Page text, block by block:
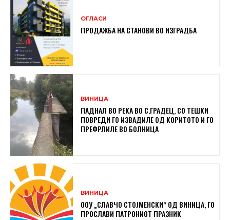
ОГЛАСИ
ПРОДАЖБА НА СТАНОВИ ВО ИЗГРАДБА
ВИНИЦА
ПАДНАЛ ВО РЕКА ВО С.ГРАДЕЦ, СО ТЕШКИ
ПОВРЕДИ ГО ИЗВАДИЛЕ ОД КОРИТОТО И ГО
ПРЕФРЛИЛЕ ВО БОЛНИЦА
ВИНИЦА
ООУ „СЛАВЧО СТОЈМЕНСКИ“ ОД ВИНИЦА, ГО
ПРОСЛАВИ ПАТРОНИОТ ПРАЗНИК